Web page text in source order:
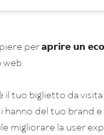
peraprire un
web.
il tuo biglietto da
hanno del tuo brand
migliorare la user